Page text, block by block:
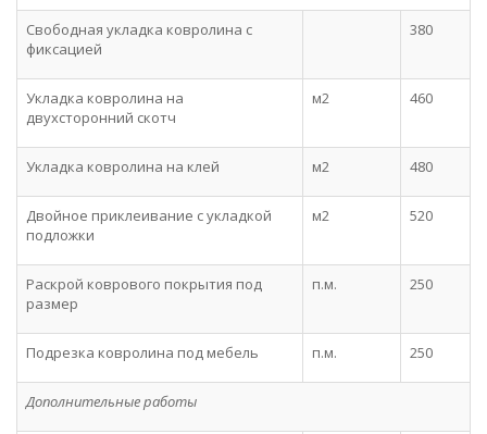
Свободная укладка ковролина с
фиксацией
380
Укладка ковролина на
двухсторонний скотч
м2 460
Укладка ковролина на клей м2 480
Двойное приклеивание с укладкой
подложки
м2 520
Раскрой коврового покрытия под
размер
п.м. 250
Подрезка ковролина под мебель п.м. 250
Дополнительные работы